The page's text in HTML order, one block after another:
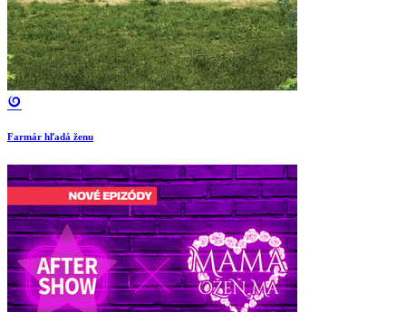
Farmár hľadá ženu